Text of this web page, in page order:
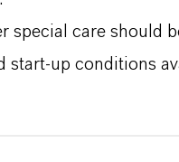
care should
start-up conditions